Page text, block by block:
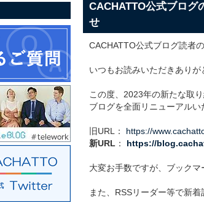
CACHATTO公式ブログ
せ
CACHATTO公式ブログ読者
いつもお読みいただきありが
この度、2023年の新たな取
ブログを全面リニューアルい
旧URL： https://
新URL ： https://
大変お手数ですが、ブックマ
また、RSSリーダー等で新